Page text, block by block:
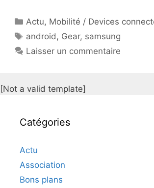
Catégories
Actu, Mobilité / Devices
Étiquettes
android, Gear, samsung
Laisser un commentaire
[Not a valid template]
Catégories
Actu
Association
Bons plans